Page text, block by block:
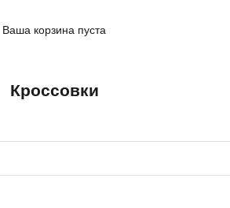
Ваша корзина пуста
Кроссовки